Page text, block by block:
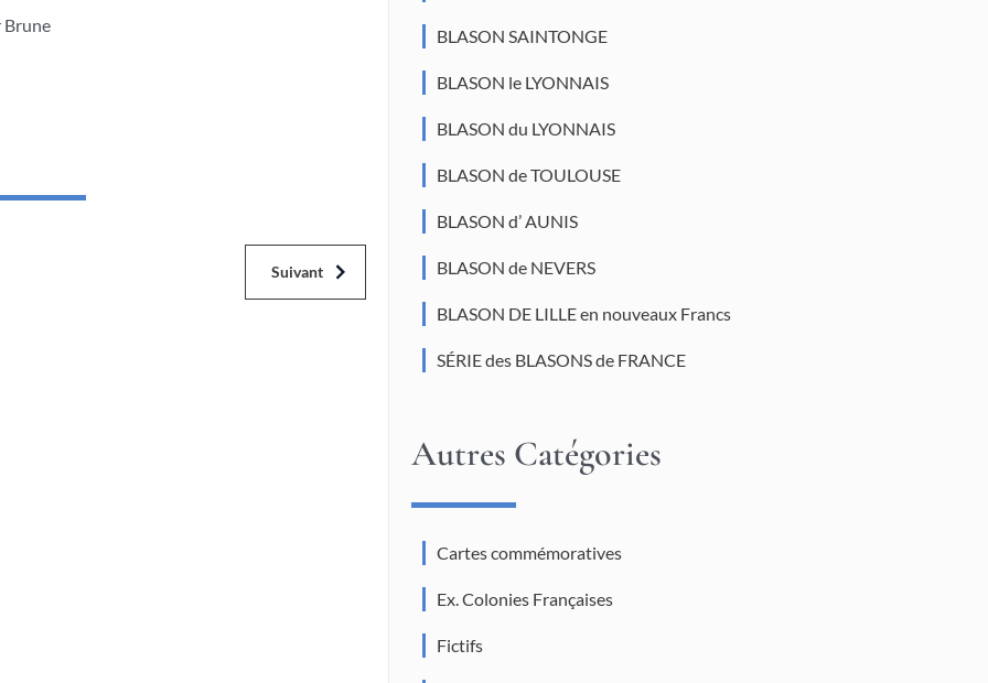
Brune
Suivant
BLASON SAINTONGE
BLASON le LYONNAIS
BLASON du LYONNAIS
BLASON de TOULOUSE
BLASON d’ AUNIS
BLASON de NEVERS
BLASON DE LILLE en nouveaux Francs
SÉRIE des BLASONS de FRANCE
Autres Catégories
Cartes commémoratives
Ex. Colonies Françaises
Fictifs